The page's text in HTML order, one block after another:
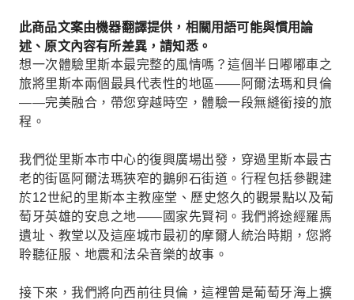
此商品文案由機器翻譯提供，相關用語可能與慣用論
述、原文內容有所差異，請知悉。
想一次體驗里斯本最完整的風情嗎？這個半日嘟嘟車之
旅將里斯本兩個最具代表性的地區——阿爾法瑪和貝倫
——完美融合，帶您穿越時空，體驗一段無縫銜接的旅
程。
我們從里斯本市中心的復興廣場出發，穿過里斯本最古
老的街區阿爾法瑪狹窄的鵝卵石街道。行程包括參觀建
於12世紀的里斯本主教座堂、歷史悠久的觀景點以及葡
萄牙英雄的安息之地——國家先賢祠。我們將途經羅馬
遺址、教堂以及這座城市最初的摩爾人統治時期，您將
聆聽征服、地震和法朵音樂的故事。
接下來，我們將向西前往貝倫，這裡曾是葡萄牙海上擴